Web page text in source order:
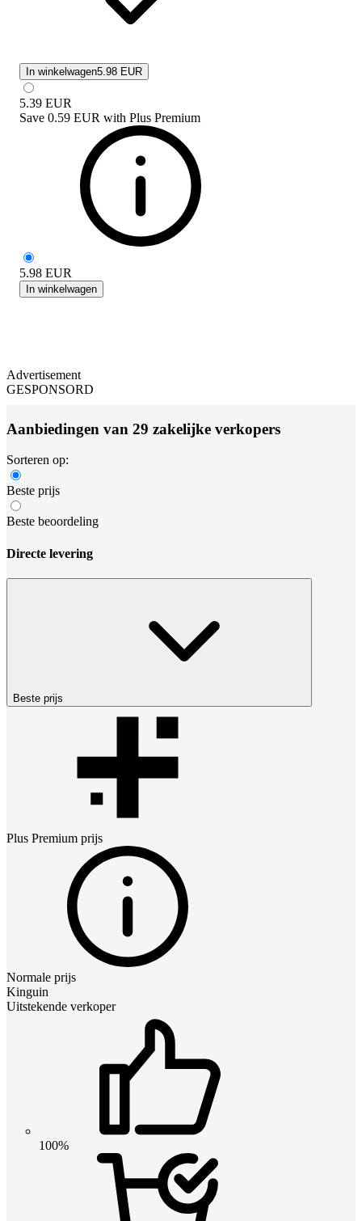
In winkelwagen5.98 EUR
5.39 EUR
Save 0.59 EUR with Plus Premium
5.98 EUR
In winkelwagen
Advertisement
GESPONSORD
Aanbiedingen van 29 zakelijke verkopers
Sorteren op:
Beste prijs
Beste beoordeling
Directe levering
Beste prijs
Plus Premium prijs
Normale prijs
Kinguin
Uitstekende verkoper
100%